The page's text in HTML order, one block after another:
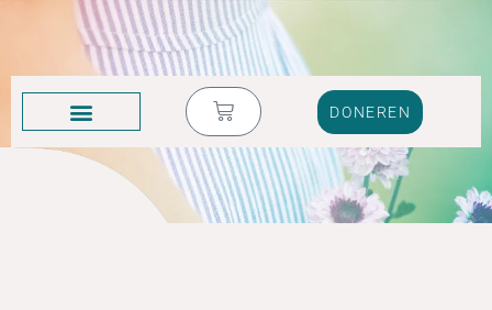
DONEREN